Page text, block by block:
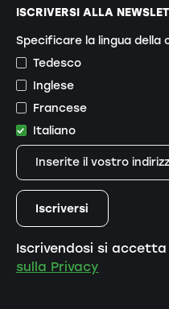
ISCRIVERSI ALLA
Specificare la lingua della
Tedesco
Inglese
Francese
Italiano
Iscrivendosi si
sulla Privacy